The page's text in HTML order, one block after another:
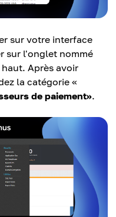
sur votre interface
sur l'onglet nommé
Après avoir
la catégorie «
de paiement».